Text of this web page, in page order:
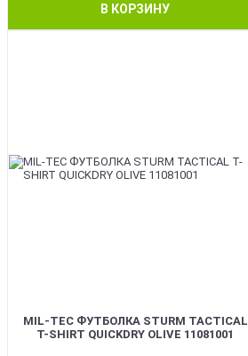
В КОРЗИНУ
MIL-TEC ФУТБОЛКА STURM TACTICAL
T-SHIRT QUICKDRY OLIVE 11081001